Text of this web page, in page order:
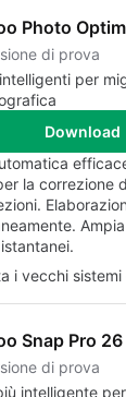
Photo
di prova
per
Download
la correzione
i vecchi
Snap Pro 26
di prova
intelligente